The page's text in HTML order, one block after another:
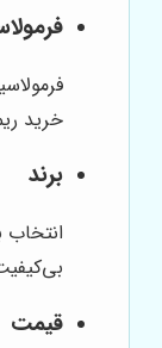
خرید
برند
قیمت